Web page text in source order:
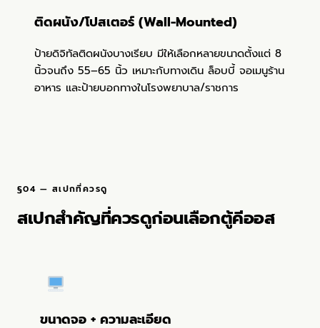
ติดผนัง/โปสเตอร์ (Wall-Mounted)
ป้ายดิจิทัลติดผนังบางเรียบ มีให้เลือกหลายขนาดตั้งแต่ 8
นิ้วจนถึง 55–65 นิ้ว เหมาะกับทางเดิน ล็อบบี้ จอเมนูร้าน
อาหาร และป้ายบอกทางในโรงพยาบาล/ราชการ
§04 — สเปกที่ควรดู
สเปกสำคัญที่ควรดูก่อนเลือกตู้คีออส
ขนาดจอ + ความละเอียด